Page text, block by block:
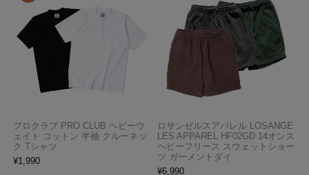
プロクラブ PRO CLUB ヘビーウ
ェイト コットン 半袖 クルーネッ
ク Tシャツ
¥1,990
ロサンゼルスアパレル LOSANGE
LES APPAREL HF02GD 14オンス
ヘビーフリース スウェットショー
ツ ガーメントダイ
¥6,990